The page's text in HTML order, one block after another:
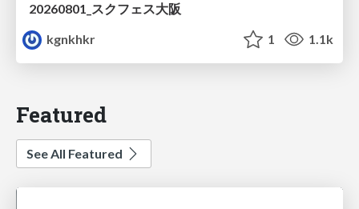
20260801_スクフェス大阪
kgnkhkr
1 1.1k
Featured
See All Featured